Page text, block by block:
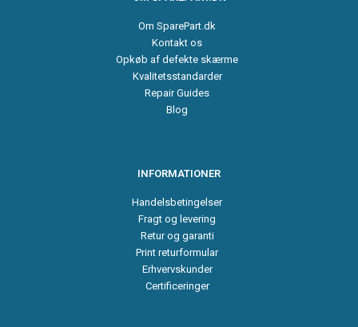
Om SparePart.dk
Kontakt os
Opkøb af defekte skærme
Kvalitetsstandarder
Repair Guides
Blog
INFORMATIONER
Handelsbetingelser
Fragt og levering
Retur og garanti
Print returformular
Erhvervskunder
Certificeringer